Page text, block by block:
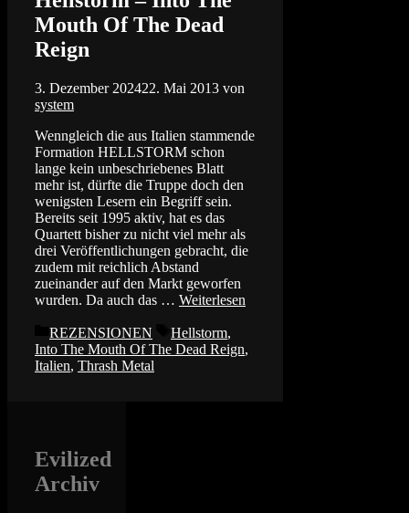
Mouth Of The Dead
Reign
3. Dezember 202422. Mai 2013 von
system
Wenngleich die aus Italien stammende
Formation HELLSTORM schon
lange kein unbeschriebenes Blatt
mehr ist, dürfte die Truppe doch den
wenigsten Lesern ein Begriff sein.
Bereits seit 1995 aktiv, hat es das
Quartett bisher zu nicht viel mehr als
drei Veröffentlichungen gebracht, die
zudem mit reichlich Abstand
zueinander auf den Markt geworfen
wurden. Da auch das … Weiterlesen
Kategorien
REZENSIONEN Schlagwörter
Hellstorm,
Into The Mouth Of The Dead Reign,
Italien, Thrash Metal
Evilized
Archiv